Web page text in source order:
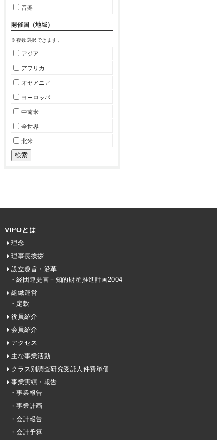
音楽
開催国（地域）
※複数選択できます。
アジア
アフリカ
オセアニア
ヨーロッパ
中南米
全世界
北米
VIPOとは
理念
理事長挨拶
設立趣旨・沿革
・経団連提言－知的財産推進計画2004
組織運営
・定款
役員紹介
会員紹介
アクセス
主な事業活動
クラス別調査研究受託人件費単価
事業実績・報告
・事業報告
・事業計画
・会計報告
・会計予算